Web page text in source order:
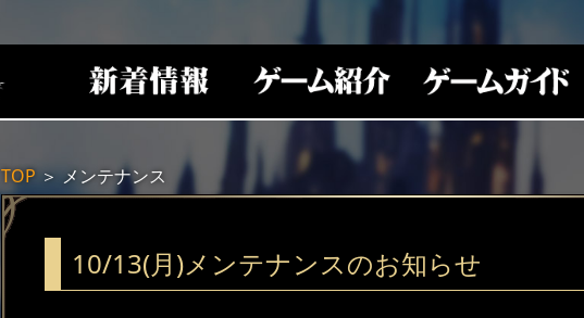
TOP＞メンテナンス
10/13(月)メンテナンスのお知らせ